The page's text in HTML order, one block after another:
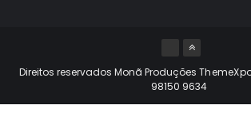
Direitos reservados Monã Produções
98150 9634